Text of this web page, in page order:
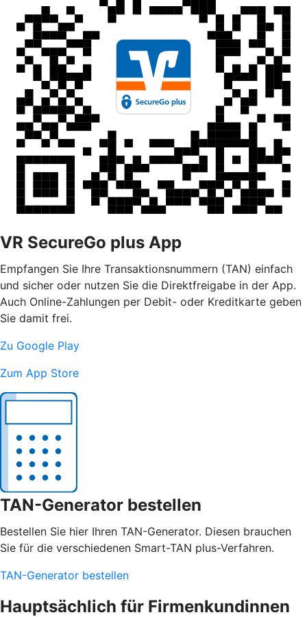
VR SecureGo plus App
Empfangen Sie Ihre Transaktionsnummern (TAN) einfach
und sicher oder nutzen Sie die Direktfreigabe in der App.
Auch Online-Zahlungen per Debit- oder Kreditkarte geben
Sie damit frei.
Zu Google Play
Zum App Store
TAN-Generator bestellen
Bestellen Sie hier Ihren TAN-Generator. Diesen brauchen
Sie für die verschiedenen Smart-TAN plus-Verfahren.
TAN-Generator bestellen
Hauptsächlich für Firmenkundinnen